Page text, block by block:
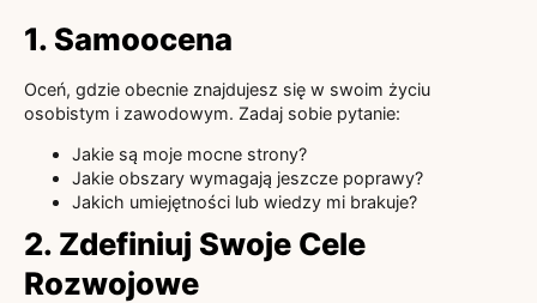
1. Samoocena
Oceń, gdzie obecnie znajdujesz się w swoim życiu
osobistym i zawodowym. Zadaj sobie pytanie:
Jakie są moje mocne strony?
Jakie obszary wymagają jeszcze poprawy?
Jakich umiejętności lub wiedzy mi brakuje?
2. Zdefiniuj Swoje Cele
Rozwojowe